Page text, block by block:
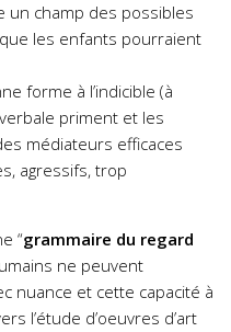
un champ des possibles
les enfants pourraient
forme à l’indicible (à
priment et les
médiateurs efficaces
agressifs, trop
“grammaire du regard
ne peuvent
nuance et cette capacité à
l’étude d’oeuvres d’art